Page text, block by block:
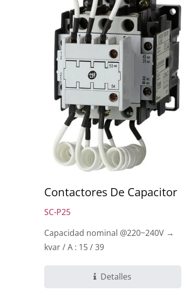
Contactores De Capacitor
SC-P25
Capacidad nominal @220~240V →
kvar / A : 15 / 39
Detalles